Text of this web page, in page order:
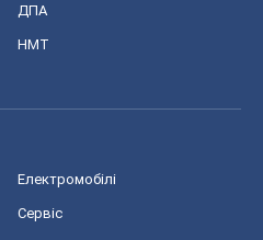
ДПА
НМТ
Електромобілі
Сервіс